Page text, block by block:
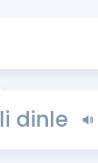
Tüm
YDS
dinle